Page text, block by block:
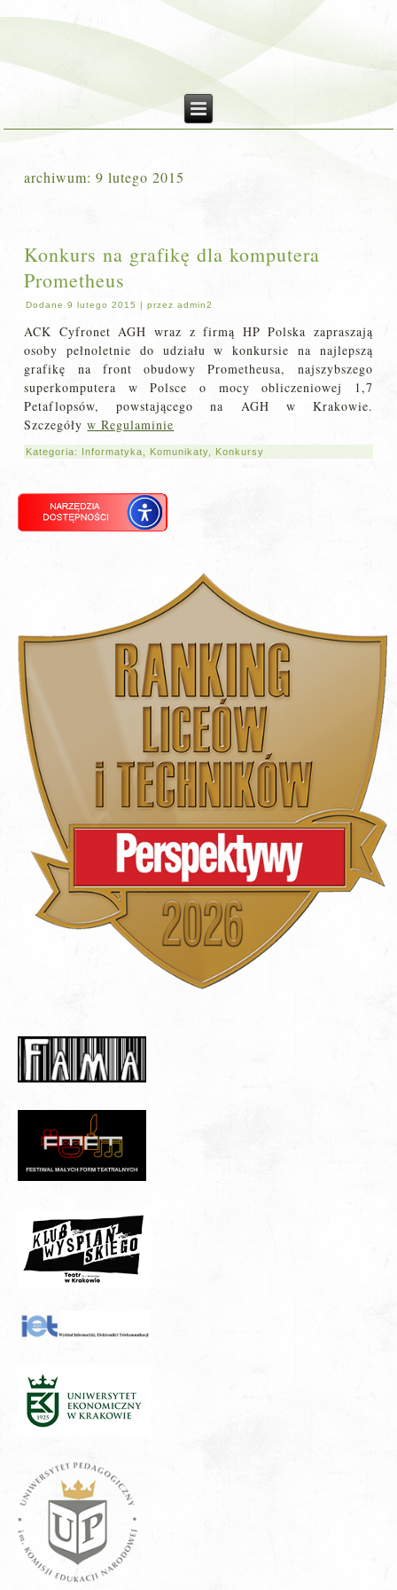
archiwum:9 lutego 2015
Konkurs na grafikę dla komputera
Prometheus
Dodane 9 lutego 2015 |przez admin2
ACK Cyfronet AGH wraz z firmą HP Polska zapraszają
osoby pełnoletnie do udziału w konkursie na najlepszą
grafikę na front obudowy Prometheusa, najszybszego
superkomputera w Polsce o mocy obliczeniowej 1,7
Petaflopsów, powstającego na AGH w Krakowie.
Szczegóływ Regulaminie
Kategoria: Informatyka Komunikaty Konkursy